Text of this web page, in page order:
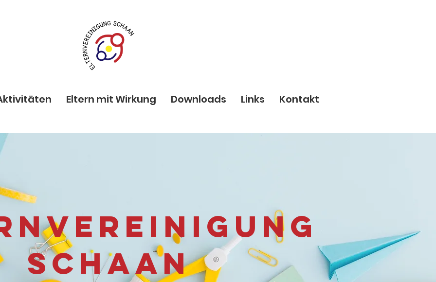
Eltern mit Wirkung Downloads Links Kontakt
SCHAAN